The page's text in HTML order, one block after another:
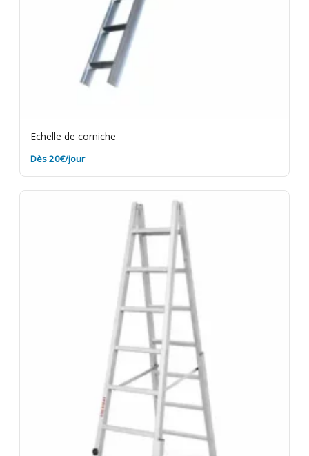
Echelle de corniche
Dès 20€/jour